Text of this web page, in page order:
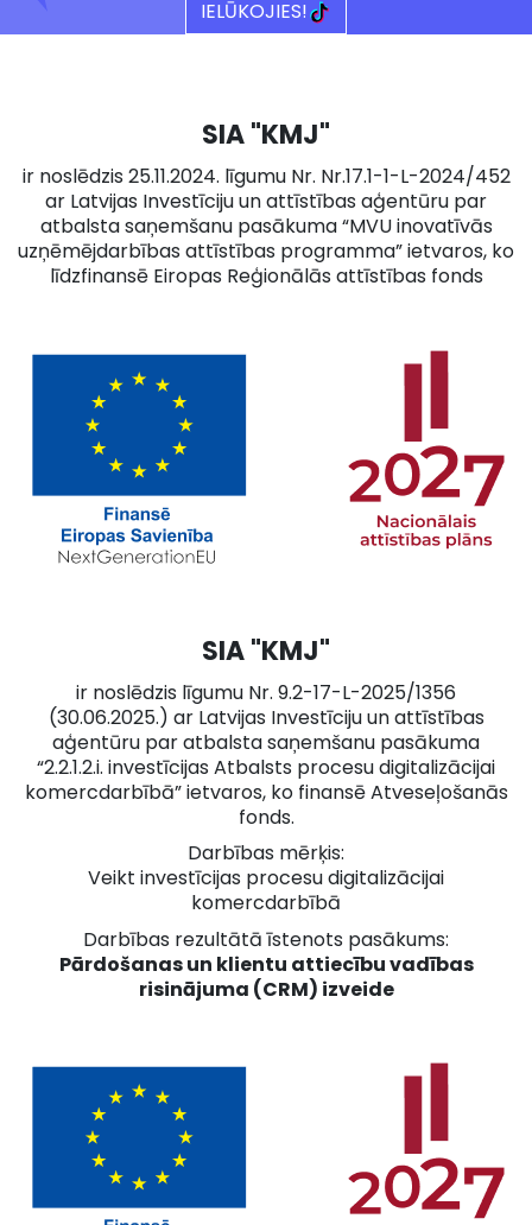
IELŪKOJIES!
SIA "KMJ"
ir noslēdzis 25.11.2024. līgumu Nr. Nr.17.1-1-L-2024/452
ar Latvijas Investīciju un attīstības aģentūru par
atbalsta saņemšanu pasākuma “MVU inovatīvās
uzņēmējdarbības attīstības programma” ietvaros, ko
līdzfinansē Eiropas Reģionālās attīstības fonds
SIA "KMJ"
ir noslēdzis līgumu Nr. 9.2-17-L-2025/1356
(30.06.2025.) ar Latvijas Investīciju un attīstības
aģentūru par atbalsta saņemšanu pasākuma
“2.2.1.2.i. investīcijas Atbalsts procesu digitalizācijai
komercdarbībā” ietvaros, ko finansē Atveseļošanās
fonds.
Darbības mērķis:
Veikt investīcijas procesu digitalizācijai
komercdarbībā
Darbības rezultātā īstenots pasākums:
Pārdošanas un klientu attiecību vadības
risinājuma (CRM) izveide